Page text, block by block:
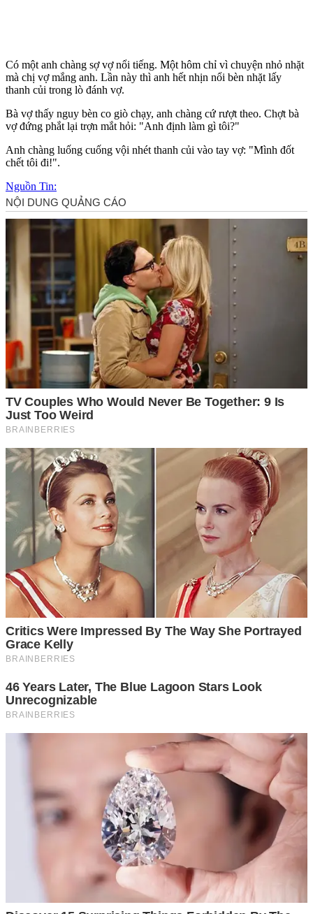
Có một anh chàng sợ vợ nổi tiếng. Một hôm chỉ vì chuyện nhỏ nhặt
mà chị vợ mắng anh. Lần này thì anh hết nhịn nổi bèn nhặt lấy
thanh củi trong lò đánh vợ.
Bà vợ thấy nguy bèn co giò chạy, anh chàng cứ rượt theo. Chợt bà
vợ đứng phắt lại trợn mắt hỏi: "Anh định làm gì tôi?"
Anh chàng luống cuống vội nhét thanh củi vào tay vợ: "Mình đốt
chết tôi đi!".
Nguồn Tin: